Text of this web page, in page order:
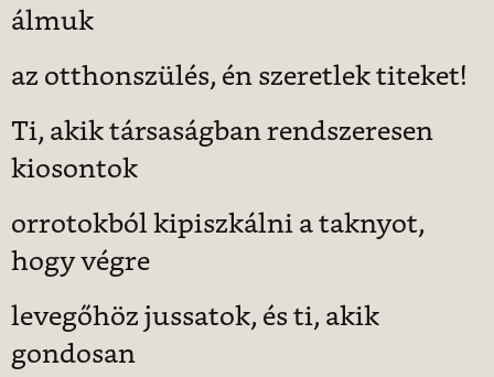
álmuk
az otthonszülés, én szeretlek titeket!
Ti, akik társaságban rendszeresen
kiosontok
orrotokból kipiszkálni a taknyot,
hogy végre
levegőhöz jussatok, és ti, akik
gondosan